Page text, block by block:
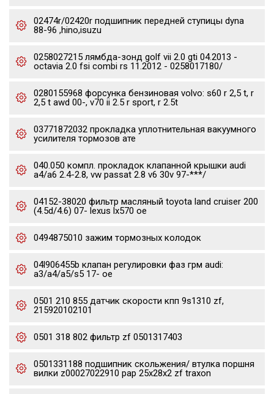
02474r/02420r подшипник передней ступицы dyna
88-96 ,hino,isuzu
0258027215 лямбда-зонд golf vii 2.0 gti 04.2013 -
octavia 2.0 fsi combi rs 11.2012 - 0258017180/
0280155968 форсунка бензиновая volvo: s60 r 2,5 t, r
2,5 t awd 00-, v70 ii 2.5 r sport, r 2.5t
03771872032 прокладка уплотнительная вакуумного
усилителя тормозов ате
040.050 компл. прокладок клапанной крышки audi
a4/a6 2.4-2.8, vw passat 2.8 v6 30v 97-***/
04152-38020 фильтр масляный toyota land cruiser 200
(4.5d/4.6) 07- lexus lx570 oe
0494875010 зажим тормозных колодок
04l906455b клапан регулировки фаз грм audi:
a3/a4/a5/s5 17- oe
0501 210 855 датчик скорости кпп 9s1310 zf,
215920102101
0501 318 802 фильтр zf 0501317403
0501331188 подшипник скольжения/ втулка поршня
вилки z00027022910 pap 25x28x2 zf traxon